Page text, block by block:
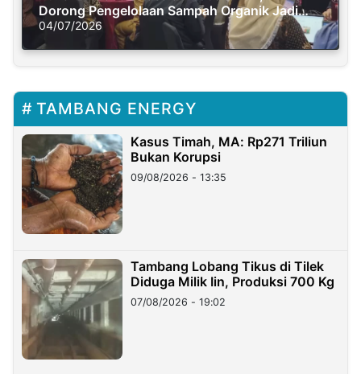
Dorong Pengelolaan Sampah Organik Jadi
Solusi Krisis Iklim
04/07/2026
TAMBANG ENERGY
Kasus Timah, MA: Rp271 Triliun
Bukan Korupsi
09/08/2026 - 13:35
Tambang Lobang Tikus di Tilek
Diduga Milik Iin, Produksi 700 Kg
07/08/2026 - 19:02